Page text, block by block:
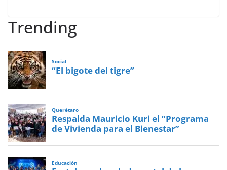
Trending
Social
“El bigote del tigre”
Querétaro
Respalda Mauricio Kuri el “Programa
de Vivienda para el Bienestar”
Educación